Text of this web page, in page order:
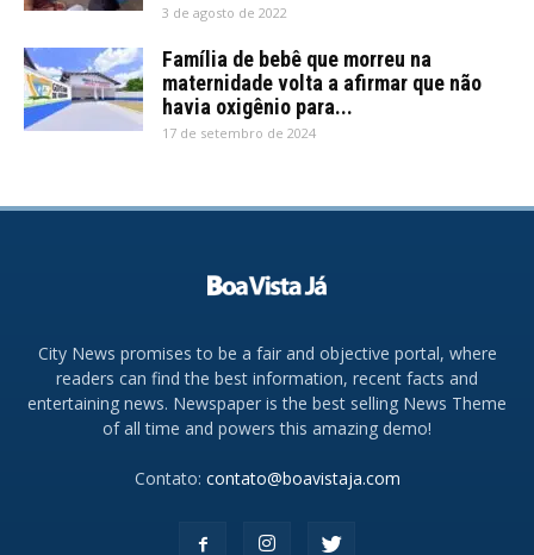
3 de agosto de 2022
Família de bebê que morreu na
maternidade volta a afirmar que não
havia oxigênio para...
17 de setembro de 2024
City News promises to be a fair and objective portal, where
readers can find the best information, recent facts and
entertaining news. Newspaper is the best selling News Theme
of all time and powers this amazing demo!
Contato: contato@boavistaja.com